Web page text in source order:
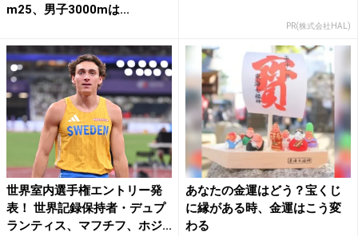
m25、男子3000mは...
PR(株式会社HAL)
世界室内選手権エントリー発
表！ 世界記録保持者・デュプ
ランティス、マフチフ、ホジ...
あなたの金運はどう？宝くじ
に縁がある時、金運はこう変
わる